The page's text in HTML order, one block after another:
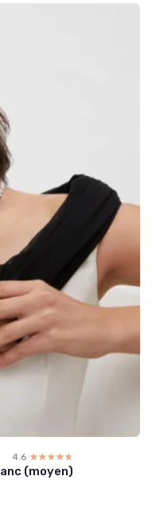
4.6 ☆☆☆☆☆
★★★★★
(moyen)